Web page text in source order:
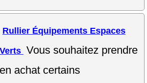
Rullier Équipements Espaces
Verts Vous souhaitez prendre
en achat certains